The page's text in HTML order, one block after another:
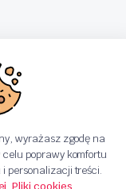
wyrażasz zgodę na
poprawy komfortu
personalizacji treści.
,Pliki cookies